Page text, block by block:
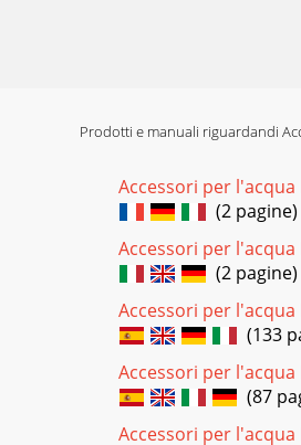
Prodotti e manuali riguardandi
Accessori per
(2 pagine)
Accessori per
(2 pagine)
Accessori per l'acqua
(133
Accessori per l'acqua
(87
Accessori per